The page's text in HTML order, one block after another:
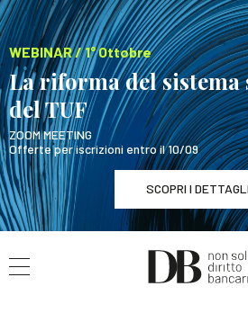
WEBINAR / 1° Ottobre
La riforma del
del TUF
ZOOM MEETING
Offerte per iscrizioni entro il 10/09
SCOPRI I DETTAGLI
WEBINAR / 1°
La riforma del sistema